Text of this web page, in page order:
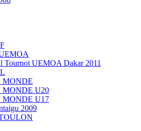
Tournoi UEMOA Dakar 2011
MONDE
MONDE U20
MONDE U17
2009